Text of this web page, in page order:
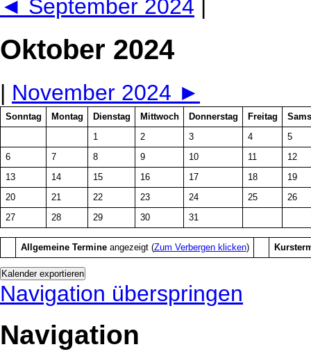
◄ September 2024 |
Oktober 2024
| November 2024 ►
Sonntag Montag Dienstag Mittwoch Donnerstag Freitag
1
2 3 4
5
6
7 8 9 10 11
12
13
14 15 16 17 18
19
20
21 22 23 24 25
26
27
28 29 30 31
Allgemeine Termineangezeigt (Zum Verbergen klicken)
Navigation überspringen
Navigation